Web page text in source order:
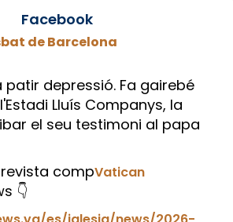
Facebook
de Barcelona
patir depressió. Fa gairebé
Lluís Companys, la
el seu testimoni al papa
compVatican
👇